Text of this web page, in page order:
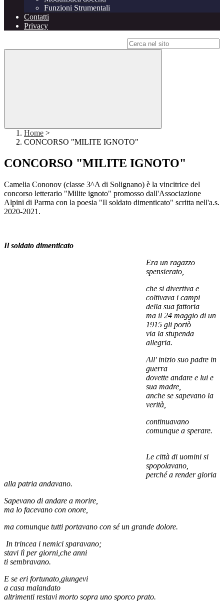
Funzioni Strumentali
Contatti
Privacy
Home >
CONCORSO "MILITE IGNOTO"
CONCORSO "MILITE IGNOTO"
Camelia Cononov (classe 3^A di Solignano) è la vincitrice del
concorso letterario "Milite ignoto" promosso dall'Associazione
Alpini di Parma con la poesia "Il soldato dimenticato" scritta nell'a.s.
2020-2021.
Il soldato dimenticato
Era un ragazzo
spensierato,
che si divertiva e
coltivava i campi
della sua fattoria
ma il 24 maggio di un
1915 gli portò
via la stupenda
allegria.
All' inizio suo padre in
guerra
dovette andare e lui e
sua madre,
anche se sapevano la
verità,
continuavano
comunque a sperare.
Le città di uomini si
spopolavano,
perché a render gloria
alla patria andavano.
Sapevano di andare a morire,
ma lo facevano con onore,
ma comunque tutti portavano con séun grande dolore.
In trincea i nemici sparavano;
stavi lì per giorni,che anni
ti sembravano.
E se eri fortunato,giungevi
a casa malandato
altrimenti restavi morto sopra uno sporco prato.